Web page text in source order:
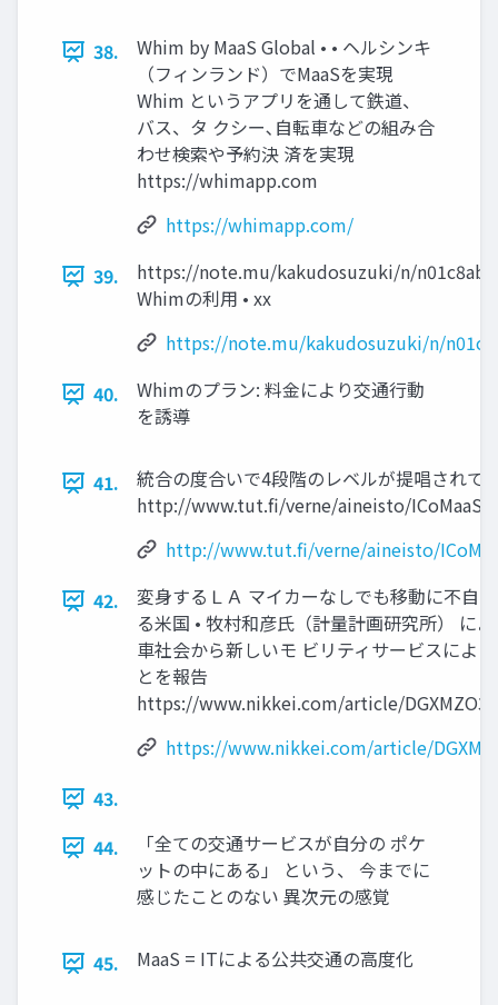
38.
Whim by MaaS Global • • ヘルシンキ
（フィンランド）でMaaSを実現
Whim というアプリを通して鉄道、
バス、タ クシー､自転車などの組み合
わせ検索や予約決 済を実現
https://whimapp.com
https://whimapp.com/
39.
https://note.mu/kakudosuzuki/n/
Whimの利用 • xx
https://note.mu/kakudosuzuki/n/
40.
Whimのプラン: 料金により交通行動
を誘導
41.
統合の度合いで4段階のレベルが提唱されて
http://www.tut.fi/verne/aineisto/
http://www.tut.fi/verne/aineisto/
42.
変身するＬＡ マイカーなしでも移動に不自
る米国 • 牧村和彦氏（計量計画研究所） に
車社会から新しいモ ビリティサービスによ
とを報告
https://www.nikkei.com/article/
https://www.nikkei.com/article/
43.
44.
「全ての交通サービスが自分の ポケ
ットの中にある」 という、 今までに
感じたことのない 異次元の感覚
45. MaaS = ITによる公共交通の高度化